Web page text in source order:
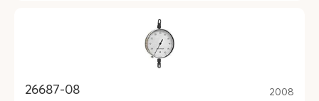
26687-08 2008